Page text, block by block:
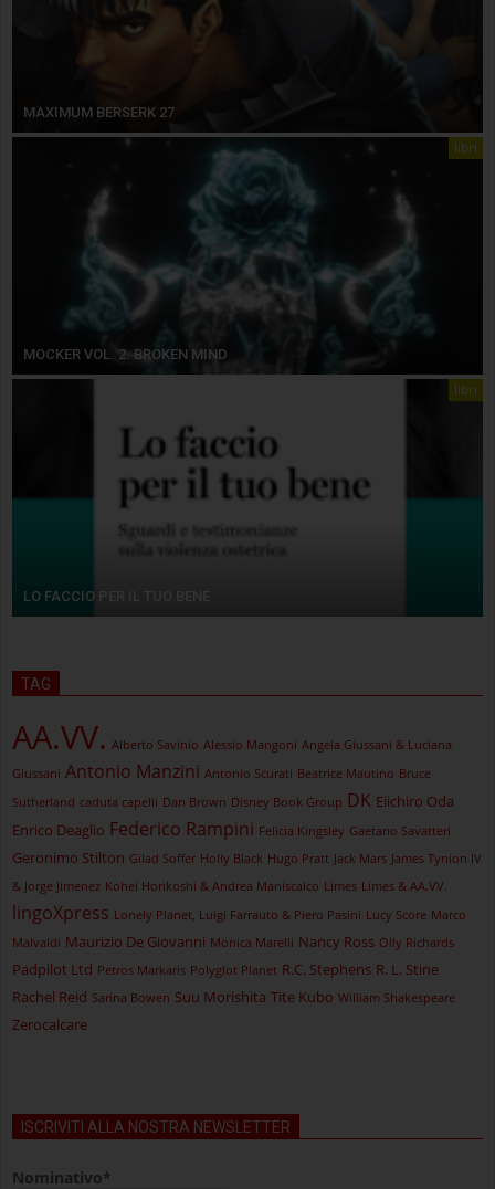
MAXIMUM BERSERK 27
libri
MOCKER VOL. 2. BROKEN MIND
libri
LO FACCIO PER IL TUO BENE
TAG
AA.VV. Alberto Savinio Alessio Mangoni Angela Giussani & Luciana
Giussani Antonio Manzini Antonio Scurati Beatrice Mautino Bruce
Sutherland caduta capelli Dan Brown Disney Book Group DK Eiichiro Oda
Enrico Deaglio Federico Rampini Felicia Kingsley Gaetano Savatteri
Geronimo Stilton Gilad Soffer Holly Black Hugo Pratt Jack Mars James Tynion IV
& Jorge Jimenez Kohei Horikoshi & Andrea Maniscalco Limes Limes & AA.VV.
lingoXpress Lonely Planet, Luigi Farrauto & Piero Pasini Lucy Score Marco
Malvaldi Maurizio De Giovanni Monica Marelli Nancy Ross Olly Richards
Padpilot Ltd Petros Markaris Polyglot Planet R.C. Stephens R. L. Stine
Rachel Reid Sarina Bowen Suu Morishita Tite Kubo William Shakespeare
Zerocalcare
ISCRIVITI ALLA NOSTRA NEWSLETTER
Nominativo*